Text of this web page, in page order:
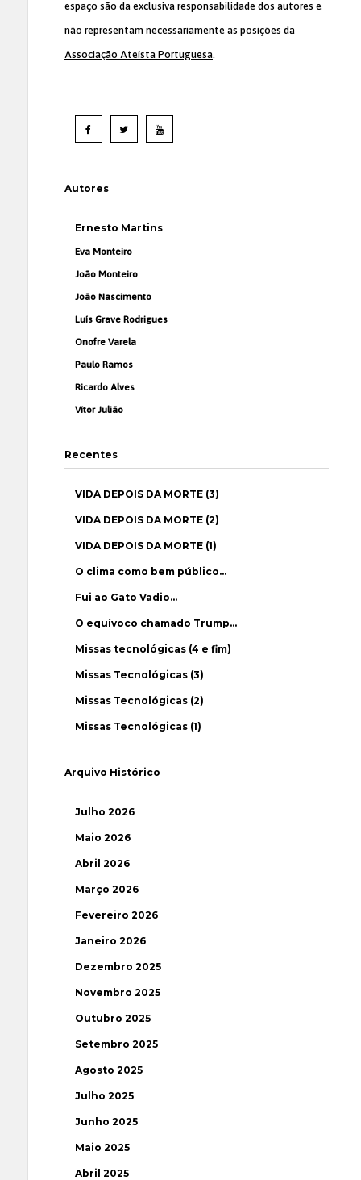
espaço são da exclusiva responsabilidade dos autores e
não representam necessariamente as posições da
Associação Ateísta Portuguesa.
Autores
Ernesto Martins
Eva Monteiro
João Monteiro
João Nascimento
Luís Grave Rodrigues
Onofre Varela
Paulo Ramos
Ricardo Alves
Vítor Julião
Recentes
VIDA DEPOIS DA MORTE (3)
VIDA DEPOIS DA MORTE (2)
VIDA DEPOIS DA MORTE (1)
O clima como bem público…
Fui ao Gato Vadio…
O equívoco chamado Trump…
Missas tecnológicas (4 e fim)
Missas Tecnológicas (3)
Missas Tecnológicas (2)
Missas Tecnológicas (1)
Arquivo Histórico
Julho 2026
Maio 2026
Abril 2026
Março 2026
Fevereiro 2026
Janeiro 2026
Dezembro 2025
Novembro 2025
Outubro 2025
Setembro 2025
Agosto 2025
Julho 2025
Junho 2025
Maio 2025
Abril 2025